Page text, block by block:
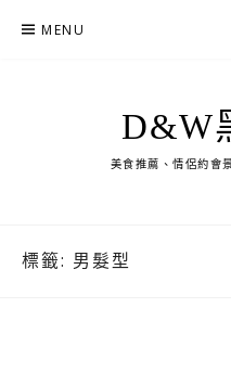
MENU
D&W
美食推薦、情侶約會
標籤: 男髮型